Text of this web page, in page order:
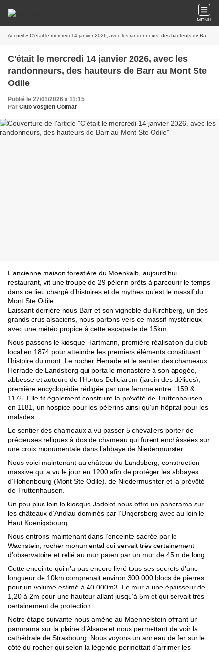
MENU
Accueil » C'était le mercredi 14 janvier 2026, avec les randonneurs, des hauteurs de Barr au Mont Ste Odile
C'était le mercredi 14 janvier 2026, avec les
randonneurs, des hauteurs de Barr au Mont Ste
Odile
Publié le 27/01/2026 à 11:15
Par Club vosgien Colmar
L’ancienne maison forestière du Moenkalb, aujourd’hui
restaurant, vit une troupe de 29 pèlerin prêts à parcourir le temps
dans ce lieu chargé d’histoires et de mythes qu’est le massif du
Mont Ste Odile.
Laissant derrière nous Barr et son vignoble du Kirchberg, un des
grands crus alsaciens, nous partons vers ce massif mystérieux
avec une météo propice à cette escapade de 15km.
Nous passons le kiosque Hartmann, première réalisation du club
local en 1874 pour atteindre les premiers éléments constituant
l’histoire du mont. Le rocher Herrade et le sentier des chameaux.
Herrade de Landsberg qui porta le monastère à son apogée,
abbesse et auteure de l’Hortus Deliciarum (jardin des délices),
première encyclopédie rédigée par une femme entre 1159 &
1175. Elle fit également construire la prévôté de Truttenhausen
en 1181, un hospice pour les pèlerins ainsi qu’un hôpital pour les
malades.
Le sentier des chameaux a vu passer 5 chevaliers porter de
précieuses reliques à dos de chameau qui furent enchâssées sur
une croix monumentale dans l’abbaye de Niedermunster.
Nous voici maintenant au château du Landsberg, construction
massive qui a vu le jour en 1200 afin de protéger les abbayes
d’Hohenbourg (Mont Ste Odile), de Niedermusnter et la prévôté
de Truttenhausen.
Un peu plus loin le kiosque Jadelot nous offre un panorama sur
les châteaux d’Andlau dominés par l’Ungersberg avec au loin le
Haut Koenigsbourg.
Nous entrons maintenant dans l’enceinte sacrée par le
Wachstein, rocher monumental qui servait très certainement
d’observatoire et relié au mur païen par un mur de 45m de long.
Cette enceinte qui n’a pas encore livré tous ses secrets d’une
longueur de 10km comprenait environ 300 000 blocs de pierres
pour un volume estimé à 40 000m3. Le mur a une épaisseur de
1,20 à 2m pour une hauteur allant jusqu’à 5m et qui servait très
certainement de protection.
Notre étape suivante nous amène au Maennelstein offrant un
panorama sur la plaine d’Alsace et nous permettant de voir la
cathédrale de Strasbourg. Nous voyons un anneau de fer sur le
côté du rocher qui selon la légende permettait d’arrimer les